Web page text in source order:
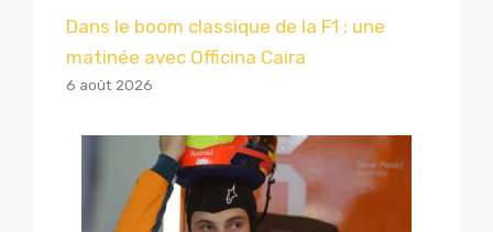
Dans le boom classique de la F1 : une
matinée avec Officina Caira
6 août 2026